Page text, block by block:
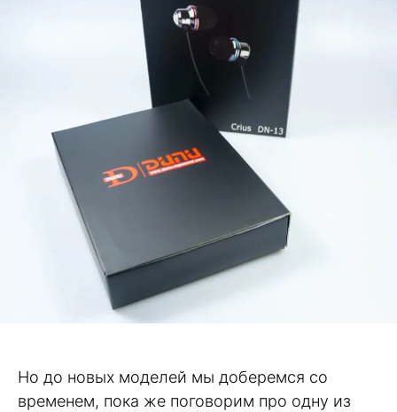
Но до новых моделей мы доберемся со
временем, пока же поговорим про одну из